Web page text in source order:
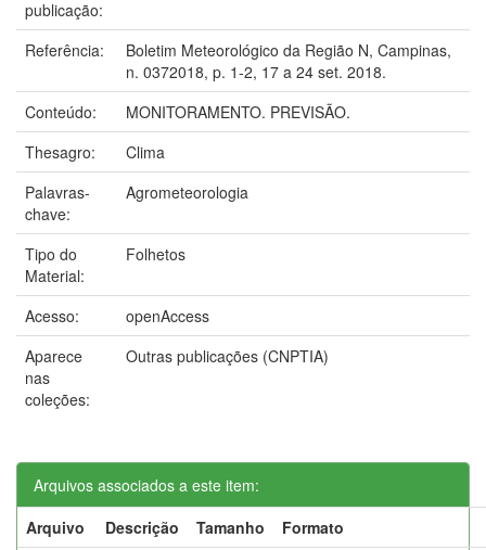
publicação:
Referência:
Boletim Meteorológico da Região N, Campinas,
n. 0372018, p. 1-2, 17 a 24 set. 2018.
Conteúdo:
MONITORAMENTO. PREVISÃO.
Thesagro:
Clima
Palavras-
chave:
Agrometeorologia
Tipo do
Material:
Folhetos
Acesso:
openAccess
Aparece
nas
coleções:
Outras publicações (CNPTIA)
Arquivos associados a este item:
Arquivo
Descrição Tamanho
Formato